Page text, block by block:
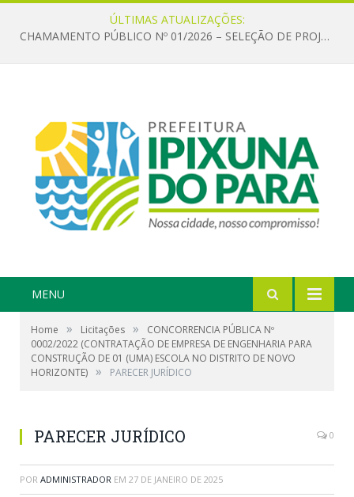
ÚLTIMAS ATUALIZAÇÕES:
CHAMAMENTO PÚBLICO Nº 01/2026 – SELEÇÃO DE PROJETOS PARA FIRMAR TERMO DE EXECUÇÃO CULTURAL COM RECURSOS DA POLÍTICA NACIONAL ALDIR BLANC DE FOMENTO À CULTURA – PNAB (LEI Nº 14.399/2022)
MENU
Home » Licitações »
CONCORRENCIA PÚBLICA Nº
0002/2022 (CONTRATAÇÃO DE EMPRESA DE ENGENHARIA PARA
CONSTRUÇÃO DE 01 (UMA) ESCOLA NO DISTRITO DE NOVO
HORIZONTE) » PARECER JURÍDICO
PARECER JURÍDICO 0
POR ADMINISTRADOR EM 27 DE JANEIRO DE 2025